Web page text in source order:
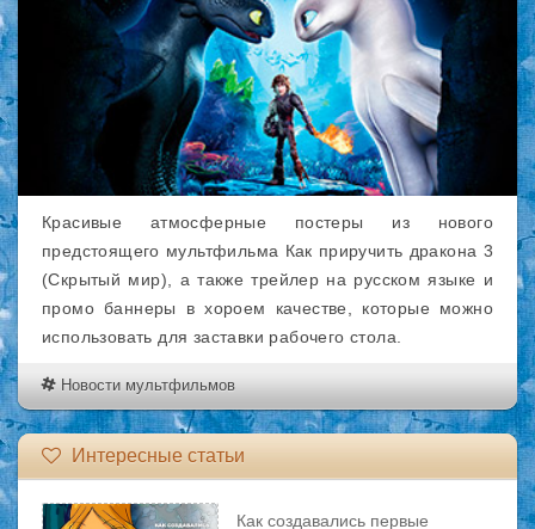
Красивые атмосферные постеры из нового
предстоящего мультфильма Как приручить дракона 3
(Скрытый мир), а также трейлер на русском языке и
промо баннеры в хороем качестве, которые можно
использовать для заставки рабочего стола.
Новости мультфильмов
Интересные статьи
Как создавались первые